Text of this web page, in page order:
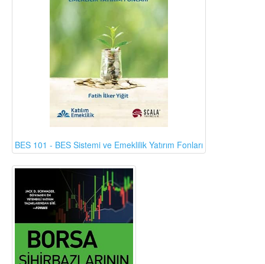
BES 101 - BES Sistemi ve Emeklilik Yatırım Fonları